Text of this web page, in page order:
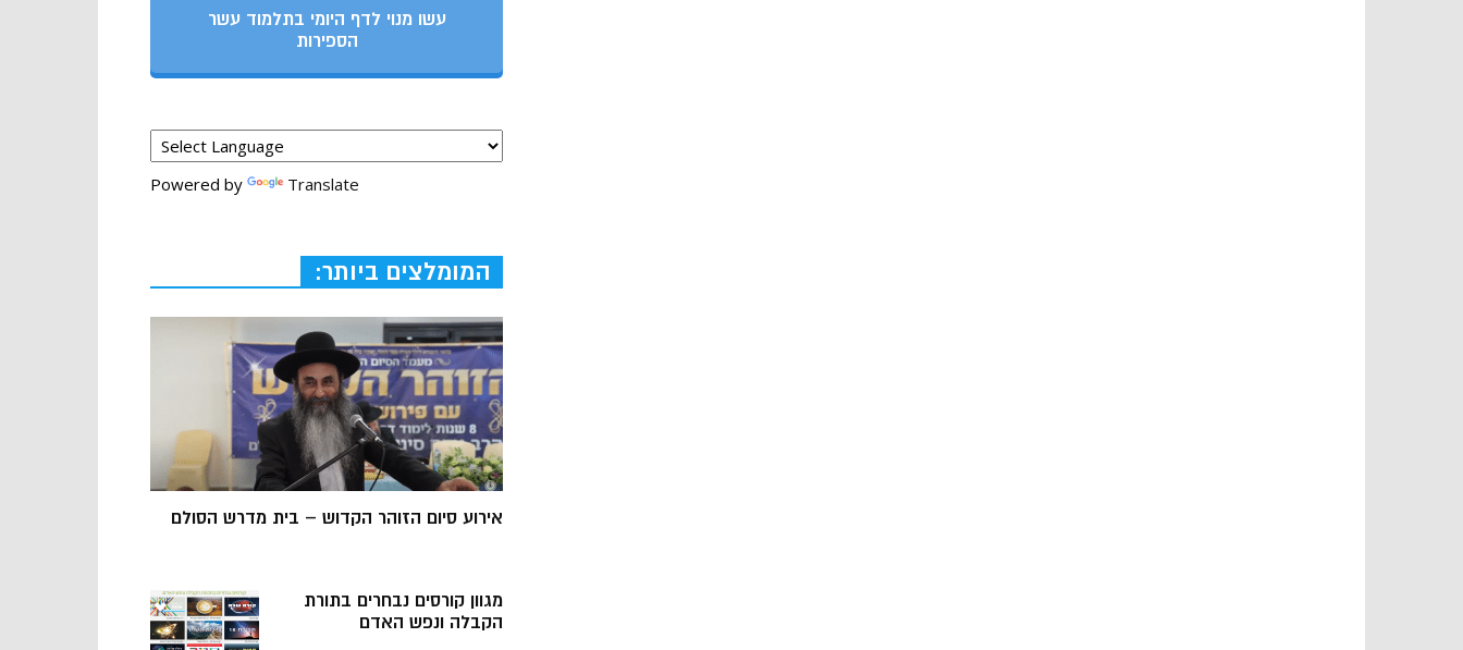
עשו מנוי לדף היומי בתלמוד עשר
הספירות
Powered by Translate
המומלצים ביותר:
אירוע סיום הזוהר הקדוש – בית מדרש הסולם
מגוון קורסים נבחרים בתורת
הקבלה ונפש האדם